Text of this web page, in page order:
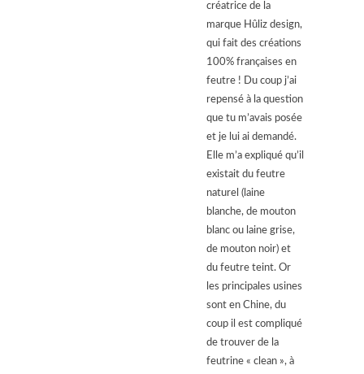
créatrice de la
marque Hûliz design,
qui fait des créations
100% françaises en
feutre ! Du coup j’ai
repensé à la question
que tu m’avais posée
et je lui ai demandé.
Elle m’a expliqué qu’il
existait du feutre
naturel (laine
blanche, de mouton
blanc ou laine grise,
de mouton noir) et
du feutre teint. Or
les principales usines
sont en Chine, du
coup il est compliqué
de trouver de la
feutrine « clean », à